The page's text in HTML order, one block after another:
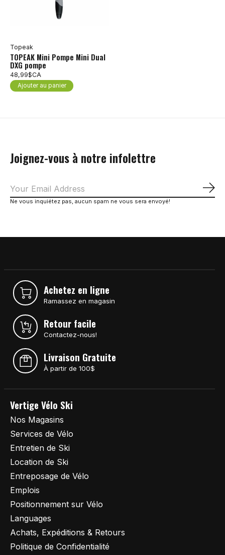
Topeak
TOPEAK Mini Pompe Mini Dual
DXG pompe
48,99$CA
Ajouter au panier
Joignez-vous à notre infolettre
Ne vous inquiétez pas, aucun spam ne vous sera envoyé!
Achetez en ligne
Ramassez en magasin
Retour facile
Contactez-nous!
Livraison Gratuite
À partir de 100$
Vertige Vélo Ski
Nos Magasins
Services de Vélo
Entretien de Ski
Location de Ski
Entreposage de Vélo
Emplois
Positionnement sur Vélo
Languages
Achats, Expéditions & Retours
Politique de Confidentialité